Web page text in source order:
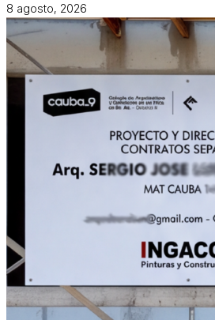
8 agosto, 2026